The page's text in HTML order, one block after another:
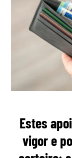
Estes
vigor e